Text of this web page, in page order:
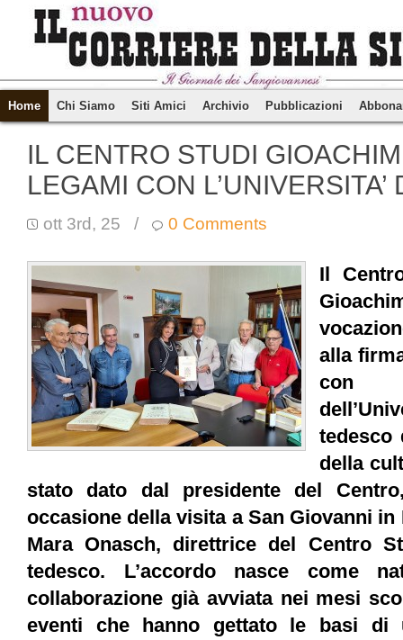
Home Chi Siamo Siti Amici Archivio Pubblicazioni
IL CENTRO STUDI
LEGAMI CON L’UNIVERSITA’
ott 3rd, 25 / 0 Comments
Il
alla
con
tedesco
della
stato dato dal presidente del
occasione della visita a San Giovanni
Mara Onasch, direttrice del Centro
tedesco. L’accordo nasce come
collaborazione già avviata nei mesi
eventi che hanno gettato le basi di